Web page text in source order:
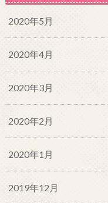
2020年5月
2020年4月
2020年3月
2020年2月
2020年1月
2019年12月